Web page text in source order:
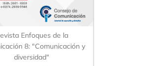
Enfoques de la
8: "Comunicación y
diversidad"